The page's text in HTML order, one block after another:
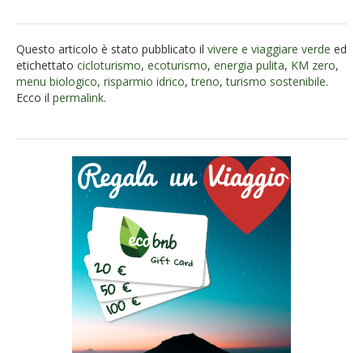
Questo articolo è stato pubblicato il vivere e viaggiare verde ed
etichettato cicloturismo, ecoturismo, energia pulita, KM zero,
menu biologico, risparmio idrico,treno,turismo sostenibile.
Ecco il permalink.